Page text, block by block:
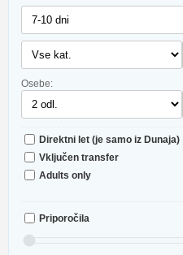
Osebe:
Direktni let (je samo iz Dunaja)
Vključen transfer
Adults only
Priporočila